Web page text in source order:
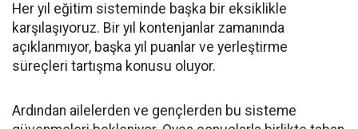
Her yıl eğitim sisteminde başka bir eksiklikle
karşılaşıyoruz. Bir yıl kontenjanlar zamanında
açıklanmıyor, başka yıl puanlar ve yerleştirme
süreçleri tartışma konusu oluyor.
Ardından ailelerden ve gençlerden bu sisteme